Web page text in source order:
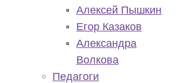
Алексей Пышкин
Егор Казаков
Александра
Волкова
Педагоги